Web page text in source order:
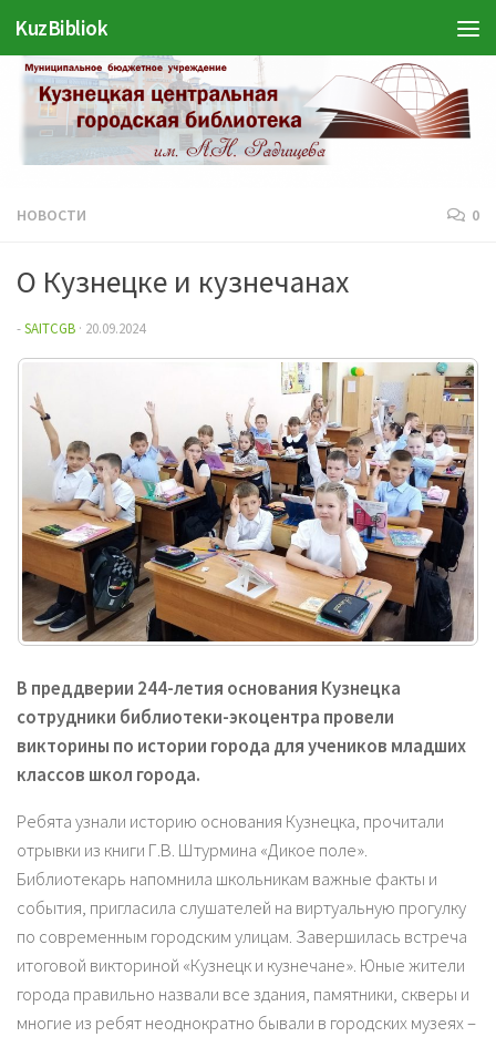
Перейти к содержимому
KuzBibliok
НОВОСТИ 0
О Кузнецке и кузнечанах
-SAITCGB · 20.09.2024
В преддверии 244-летия основания Кузнецка
сотрудники библиотеки-экоцентра провели
викторины по истории города для учеников младших
классов школ города.
Ребята узнали историю основания Кузнецка, прочитали
отрывки из книги Г.В. Штурмина «Дикое поле».
Библиотекарь напомнила школьникам важные факты и
события, пригласила слушателей на виртуальную прогулку
по современным городским улицам. Завершилась встреча
итоговой викториной «Кузнецк и кузнечане». Юные жители
города правильно назвали все здания, памятники, скверы и
многие из ребят неоднократно бывали в городских музеях –